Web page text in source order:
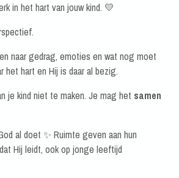
in het hart van jouw kind. 💛
naar gedrag, emoties en wat nog moet
hart en Hij is daar al bezig.
je kind niet te maken. Je mag het samen
al doet ✨ Ruimte geven aan hun
Hij leidt, ook op jonge leeftijd